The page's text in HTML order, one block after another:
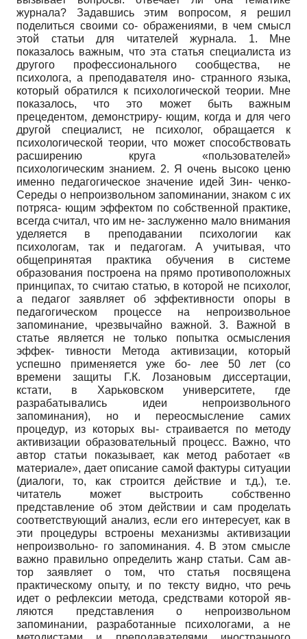
журнала? Задавшись этим вопросом, я решил
поделиться своими со- ображениями, в чем смысл
этой статьи для читателей журнала. 1. Мне
показалось важным, что эта статья специалиста из
другого профессионального сообщества, не
психолога, а преподавателя ино- странного языка,
который обратился к психологической теории. Мне
показалось, что это может быть важным
прецедентом, демонстриру- ющим, когда и для чего
другой специалист, не психолог, обращается к
психологической теории, что может способствовать
расширению круга «пользователей»
психологическим знанием. 2. Я очень высоко ценю
именно педагогическое значение идей Зин- ченко-
Середы о непроизвольном запоминании, знаком с их
потряса- ющим эффектом по собственной практике,
всегда считал, что им не- заслуженно мало внимания
уделяется в преподавании психологии как
психологам, так и педагогам. А учитывая, что
общепринятая практика обучения в системе
образования построена на прямо противоположных
принципах, то считаю статью, в которой не психолог,
а педагог заявляет об эффективности опоры в
педагогическом процессе на непроизвольное
запоминание, чрезвычайно важной. 3. Важной в
статье является не только попытка осмысления
эффек- тивности Метода активизации, который
успешно применяется уже бо- лее 50 лет (со
времени защиты Г.К. Лозановым диссертации,
кстати, в Харьковском университете, где
разрабатывались идеи непроизвольного
запоминания), но и переосмысление самих
процедур, из которых вы- страивается по методу
активизации образовательный процесс. Важно, что
автор статьи показывает, как метод работает «в
материале», дает описание самой фактуры ситуации
(диалоги, то, как строится действие и т.д.), т.е.
читатель может выстроить собственно
представление об этом действии и сам проделать
соответствующий анализ, если его интересует, как в
эти процедуры встроены механизмы активизации
непроизвольно- го запоминания. 4. В этом смысле
важно правильно определить жанр статьи. Сам ав-
тор заявляет о том, что статья посвящена
практическому опыту, и по тексту видно, что речь
идет о рефлексии метода, средствами которой яв-
ляются представления о непроизвольном
запоминании, разработанные психологами, а не